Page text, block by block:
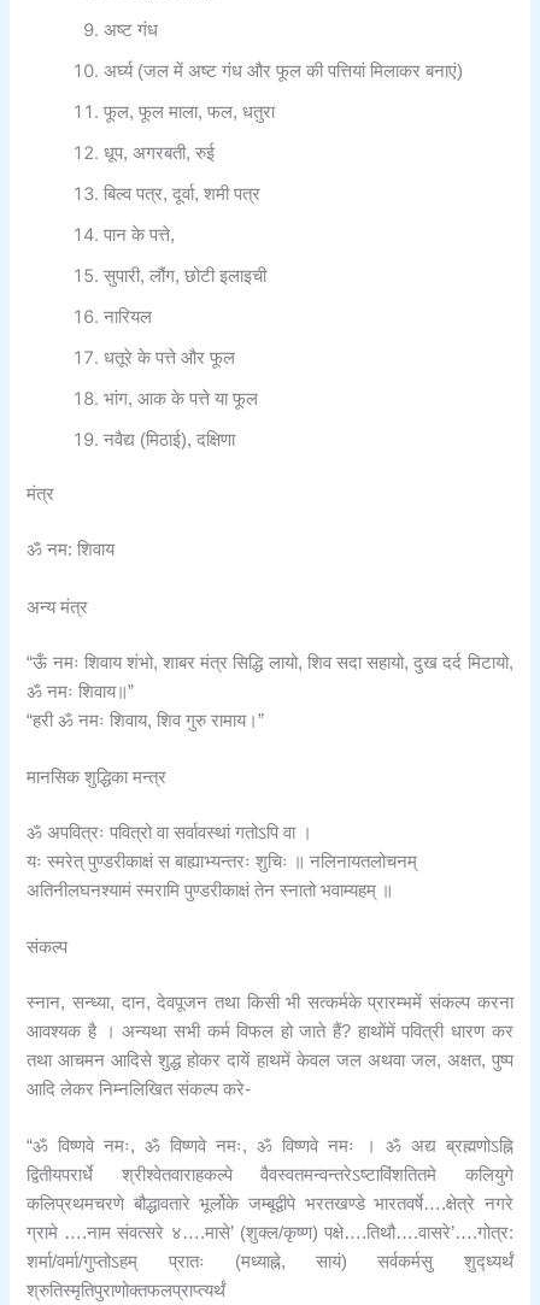
अष्ट गंध
अर्घ्य (जल में अष्ट गंध और फूल की पत्तियां मिलाकर बनाएं)
फूल, फूल माला, फल, धतुरा
धूप, अगरबती, रुई
बिल्व पत्र, दूर्वा, शमी पत्र
पान के पत्ते,
सुपारी, लौंग, छोटी इलाइची
नारियल
धतूरे के पत्ते और फूल
भांग, आक के पत्ते या फूल
नवैद्य (मिठाई), दक्षिणा
मंत्र
ॐ नम: शिवाय
अन्य मंत्र
“ऊँ नमः शिवाय शंभो, शाबर मंत्र सिद्धि लायो, शिव सदा सहायो, दुख दर्द मिटायो,
ॐ नमः शिवाय॥”
“हरी ॐ नमः शिवाय, शिव गुरु रामाय।”
मानसिक शुद्धिका मन्त्र
ॐ अपवित्रः पवित्रो वा सर्वावस्थां गतोऽपि वा ।
यः स्मरेत् पुण्डरीकाक्षं स बाह्याभ्यन्तरः शुचिः ॥ नलिनायतलोचनम्
अतिनीलघनश्यामं स्मरामि पुण्डरीकाक्षं तेन स्नातो भवाम्यहम् ॥
संकल्प
स्नान, सन्ध्या, दान, देवपूजन तथा किसी भी सत्कर्मके प्रारम्भमें संकल्प करना
आवश्यक है । अन्यथा सभी कर्म विफल हो जाते हैं? हाथोंमें पवित्री धारण कर
तथा आचमन आदिसे शुद्ध होकर दायें हाथमें केवल जल अथवा जल, अक्षत, पुष्प
आदि लेकर निम्नलिखित संकल्प करे-
“ॐ विष्णवे नमः, ॐ विष्णवे नमः, ॐ विष्णवे नमः । ॐ अद्य ब्रह्मणोऽह्नि
द्वितीयपरार्धे श्रीश्वेतवाराहकल्पे वैवस्वतमन्वन्तरेऽष्टाविंशतितमे कलियुगे
कलिप्रथमचरणे बौद्धावतारे भूर्लोके जम्बूद्वीपे भरतखण्डे भारतवर्षे….क्षेत्रे नगरे
ग्रामे ….नाम संवत्सरे ४….मासे’ (शुक्ल/कृष्ण) पक्षे….तिथौ….वासरे’….गोत्र:
शर्मा/वर्मा/गुप्तोऽहम् प्रातः (मध्याह्ने, सायं) सर्वकर्मसु शुद्ध्यर्थं
श्रुतिस्मृतिपुराणोक्तफलप्राप्त्यर्थं